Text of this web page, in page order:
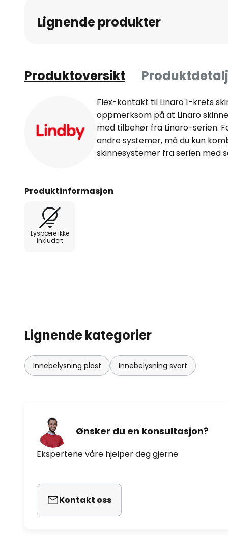
bildegalleri
Lignende produkter
Produktoversikt
Flex-kontakt til Linaro 1-krets
oppmerksom på at Linaro
med tilbehør fra Linaro-serien.
andre systemer, må du kun
skinnesystemer fra serien med
Produktinformasjon
Lyspære ikke
inkludert
Lignende kategorier
Innebelysning plast Innebelysning svart
Ønsker du en konsultasjon?
Ekspertene våre hjelper deg gjerne
Kontakt oss